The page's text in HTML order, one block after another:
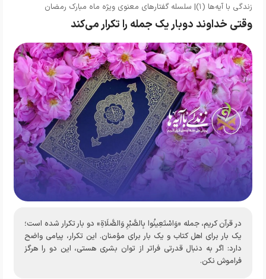
زندگی با آیه‌ها (۱)| سلسله گفتار‌های معنوی ویژه ماه مبارک رمضان
وقتی خداوند دوبار یک جمله را تکرار می‌کند
در قرآن کریم، جمله «وَاسْتَعِينُوا بِالصَّبْرِ وَالصَّلَاةِ» دو بار تکرار شده است؛
یک بار برای اهل کتاب و یک بار برای مؤمنان. این تکرار، پیامی واضح
دارد: اگر به دنبال قدرتی فراتر از توان بشری هستی، این دو را هرگز
فراموش نکن.